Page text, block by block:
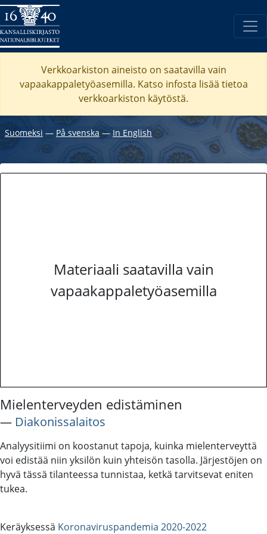
Verkkoarkiston aineisto on saatavilla vain
vapaakappaletyöasemilla. Katso infosta lisää tietoa
verkkoarkiston käytöstä.
Suomeksi ― På svenska― In English
Materiaali saatavilla vain
vapaakappaletyöasemilla
Mielenterveyden edistäminen
― Diakonissalaitos
Analyysitiimi on koostanut tapoja, kuinka mielenterveyttä
voi edistää niin yksilön kuin yhteisön tasolla. Järjestöjen on
hyvä tässä tilanteessa tunnistaa, ketkä tarvitsevat eniten
tukea.
Keräyksessä Koronaviruspandemia 2020-2022